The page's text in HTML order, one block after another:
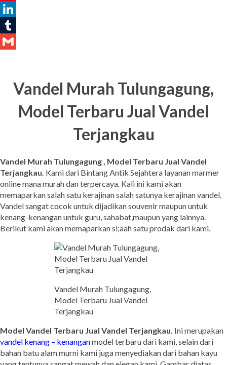
Pinterest
LinkedIn
Tumblr
Vandel Murah Tulungagung,
Model Terbaru Jual Vandel
Terjangkau
Vandel Murah Tulungagung , Model Terbaru Jual Vandel
Terjangkau. Kami dari Bintang Antik Sejahtera layanan marmer
online mana murah dan terpercaya. Kali ini kami akan
memaparkan salah satu kerajinan salah satunya kerajinan vandel.
Vandel sangat cocok untuk dijadikan souvenir maupun untuk
kenang-kenangan untuk guru, sahabat,maupun yang lainnya.
Berikut kami akan memaparkan sl;aah satu prodak dari kami.
Vandel Murah Tulungagung,
Model Terbaru Jual Vandel
Terjangkau
Model Vandel Terbaru Jual Vandel Terjangkau. Ini merupakan
vandel kenang – kenanganmodel terbaru dari kami, selain dari
bahan batu alam murni kami juga menyediakan dari bahan kayu